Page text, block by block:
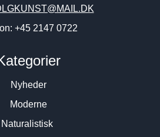
+45 2147 0722
Nyheder
Moderne
Naturalistisk